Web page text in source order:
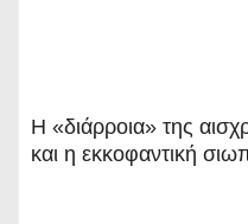
Η «διάρροια» της
και η εκκοφαντική